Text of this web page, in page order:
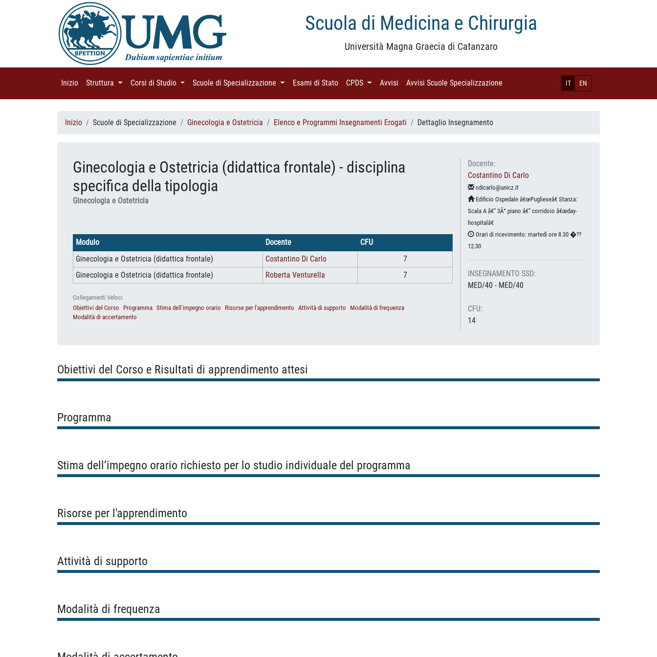
Scuola di Medicina e Chirurgia
Università Magna Graecia di Catanzaro
IT EN
Inizio (current)
Struttura (current)Corsi di Studio (current)Scuole di Specializzazione (current)Esami di Stato (current)
CPDS (current)
Avvisi (current)
Avvisi Scuole Specializzazione
Inizio Scuole di Specializzazione Ginecologia e Ostetricia Elenco e Programmi Insegnamenti Erogati Dettaglio Insegnamento
Ginecologia e Ostetricia (didattica frontale) - disciplina
specifica della tipologia
Ginecologia e Ostetricia
Modulo Docente
CFU
Ginecologia e Ostetricia (didattica frontale)
Costantino Di Carlo
7
Ginecologia e Ostetricia (didattica frontale)
Roberta Venturella 7
Collegamenti Veloci
Obiettivi del Corso
Programma Stima dell’impegno orario Risorse per l'apprendimento Attività di supporto
Modalità di frequenza
Modalità di accertamento
Docente:
Costantino Di Carlo
cdicarlo@unicz.it
Edificio Ospedale â€œPuglieseâ€ Stanza:
Scala A â€“ 3Â° piano â€“ corridoio â€œday-
hospitalâ€
Orari di ricevimento: martedì ore 8.30 �??
12.30
INSEGNAMENTO SSD:
MED/40 - MED/40
CFU:
14
Obiettivi del Corso e Risultati di apprendimento attesi
Programma
Stima dell’impegno orario richiesto per lo studio individuale del programma
Risorse per l'apprendimento
Attività di supporto
Modalità di frequenza